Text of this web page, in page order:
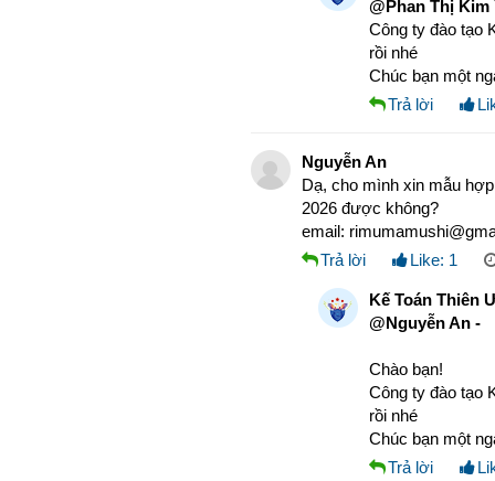
@Phan Thị
Công ty đào tạo
rồi nhé
Chúc bạn một
Trả lời
Nguyễn An
Dạ, cho mình xin mẫu
2026 được không?
email:
Trả lời
Like: 1
Kế Toán Thiên
@Nguyễn An -
Chào bạn!
Công ty đào tạo
rồi nhé
Chúc bạn một
Trả lời